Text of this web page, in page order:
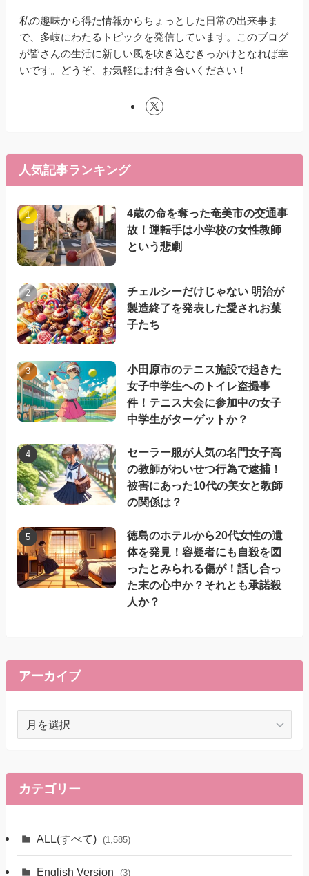
私の趣味から得た情報からちょっとした日常の出来事ま
で、多岐にわたるトピックを発信しています。このブログ
が皆さんの生活に新しい風を吹き込むきっかけとなれば幸
いです。どうぞ、お気軽にお付き合いください！
人気記事ランキング
4歳の命を奪った奄美市の交通事
故！運転手は小学校の女性教師
という悲劇
チェルシーだけじゃない 明治が
製造終了を発表した愛されお菓
子たち
小田原市のテニス施設で起きた
女子中学生へのトイレ盗撮事
件！テニス大会に参加中の女子
中学生がターゲットか？
セーラー服が人気の名門女子高
の教師がわいせつ行為で逮捕！
被害にあった10代の美女と教師
の関係は？
徳島のホテルから20代女性の遺
体を発見！容疑者にも自殺を図
ったとみられる傷が！話し合っ
た末の心中か？それとも承諾殺
人か？
アーカイブ
ブ
カテゴリー
ALL(すべて) (1,585)
English Version (3)